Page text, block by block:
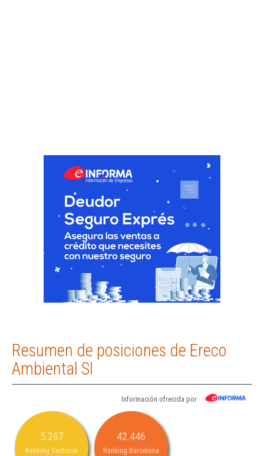
Resumen de posiciones de Ereco
Ambiental Sl
Información ofrecida por
5.267
Ranking Sectorial
42.446
Ranking Barcelona